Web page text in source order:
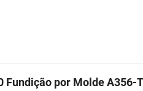
Fundição por Molde A356-